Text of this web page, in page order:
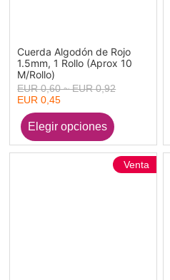
Cuerda Algodón de Rojo
1.5mm, 1 Rollo (Aprox 10
M/Rollo)
EUR 0,60 ~ EUR 0,92
EUR 0,45
Venta